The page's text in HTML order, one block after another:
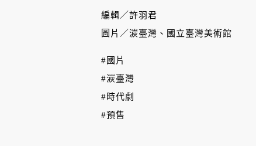
編輯／許羽君
圖片／湠臺灣、國立臺灣美術館
#國片
#湠臺灣
#時代劇
#預售